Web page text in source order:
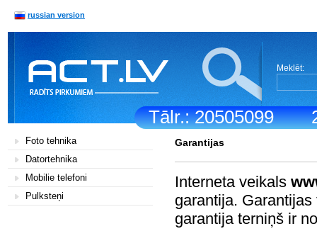
Tālr.: 20505099
russian version
Meklēt:
Foto tehnika
Datortehnika
Mobilie telefoni
Pulksteņi
Garantijas
Interneta veikals
garantija.
garantija terniņš ir